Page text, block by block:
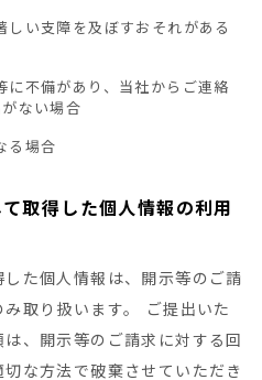
い支障を及ぼすおそれがある
に不備があり、当社からご連絡
ない場合
る場合
取得した個人情報の利用
た個人情報は、開示等のご請
取り扱います。 ご提出いた
、開示等のご請求に対する回
な方法で破棄させていただき